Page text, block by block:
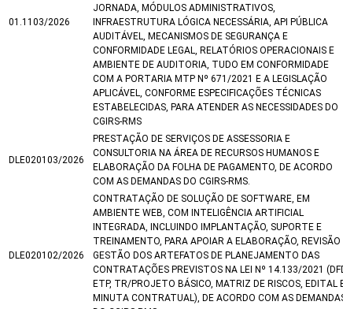
01.1103/2026
JORNADA, MÓDULOS ADMINISTRATIVOS,
INFRAESTRUTURA LÓGICA NECESSÁRIA, API PÚBLICA
AUDITÁVEL, MECANISMOS DE SEGURANÇA E
CONFORMIDADE LEGAL, RELATÓRIOS OPERACIONAIS E
AMBIENTE DE AUDITORIA, TUDO EM CONFORMIDADE
COM A PORTARIA MTP Nº 671/2021 E A LEGISLAÇÃO
APLICÁVEL, CONFORME ESPECIFICAÇÕES TÉCNICAS
ESTABELECIDAS, PARA ATENDER AS NECESSIDADES DO
CGIRS-RMS
DLE020103/2026
PRESTAÇÃO DE SERVIÇOS DE ASSESSORIA E
CONSULTORIA NA ÁREA DE RECURSOS HUMANOS E
ELABORAÇÃO DA FOLHA DE PAGAMENTO, DE ACORDO
COM AS DEMANDAS DO CGIRS-RMS.
DLE020102/2026
CONTRATAÇÃO DE SOLUÇÃO DE SOFTWARE, EM
AMBIENTE WEB, COM INTELIGÊNCIA ARTIFICIAL
INTEGRADA, INCLUINDO IMPLANTAÇÃO, SUPORTE E
TREINAMENTO, PARA APOIAR A ELABORAÇÃO, REVISÃO
GESTÃO DOS ARTEFATOS DE PLANEJAMENTO DAS
CONTRATAÇÕES PREVISTOS NA LEI Nº 14.133/2021
ETP, TR/PROJETO BÁSICO, MATRIZ DE RISCOS, EDITAL
MINUTA CONTRATUAL), DE ACORDO COM AS